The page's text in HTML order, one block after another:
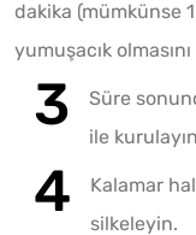
dakika (mümkünse
yumuşacık
Süre
ile
Kalamar
silkeleyin.